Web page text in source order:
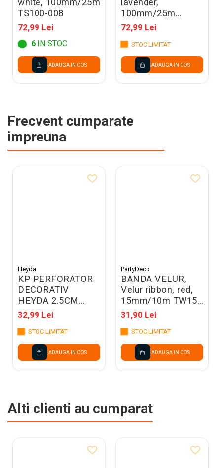
white, 100mm/25m
TS100-008
72,99 Lei
6 IN STOC
ADAUGA IN COS
lavender,
100mm/25m
TS100-002
72,99 Lei
STOC LIMITAT
ADAUGA IN COS
Frecvent cumparate
impreuna
Heyda
KP PERFORATOR
DECORATIV
HEYDA 2.5CM
CERC 3687539
32,99 Lei
STOC LIMITAT
ADAUGA IN COS
PartyDeco
BANDA VELUR,
Velur ribbon, red,
15mm/10m TW15-
007
31,90 Lei
STOC LIMITAT
ADAUGA IN COS
Alti clienti au cumparat